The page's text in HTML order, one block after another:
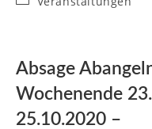
Absage
Wochenende
25.10.2020 –